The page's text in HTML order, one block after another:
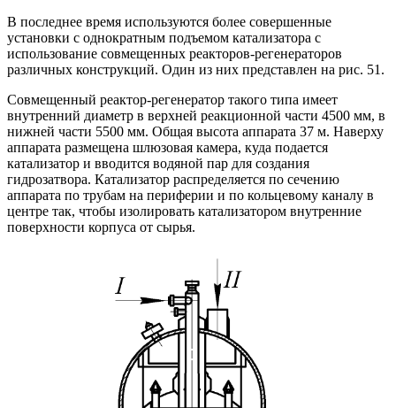
В последнее время используются более совершенные
установки с однократным подъемом катализатора с
использование совмещенных реакторов-регенераторов
различных конструкций. Один из них представлен на рис. 51.
Совмещенный реактор-регенератор такого типа имеет
внутренний диаметр в верхней реакционной части 4500 мм, в
нижней части 5500 мм. Общая высота аппарата 37 м. Наверху
аппарата размещена шлюзовая камера, куда подается
катализатор и вводится водяной пар для создания
гидрозатвора. Катализатор распределяется по сечению
аппарата по трубам на периферии и по кольцевому каналу в
центре так, чтобы изолировать катализатором внутренние
поверхности корпуса от сырья.